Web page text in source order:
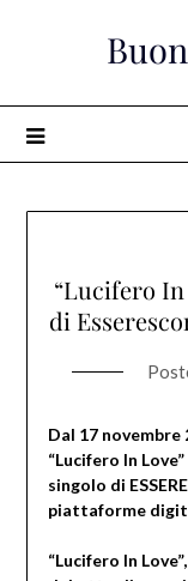
“Lucifero In
di
Dal 17
“Lucifero In
singolo di
piattaforme
“Lucifero In